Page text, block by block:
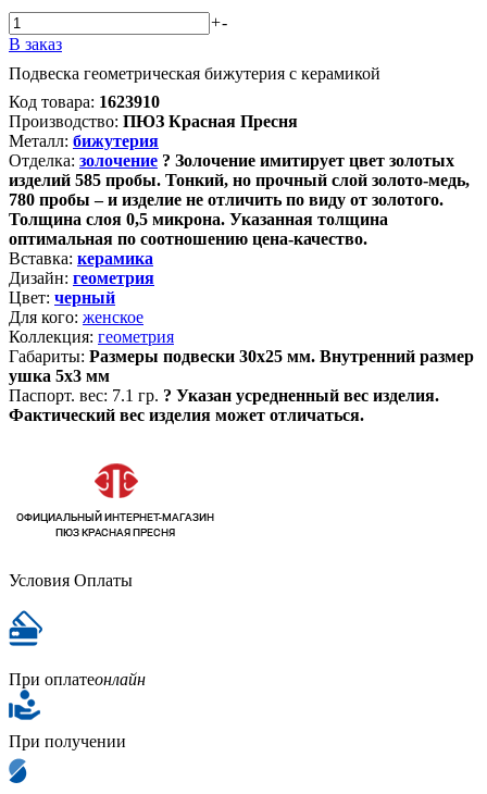
+-
В заказ
Подвеска геометрическая бижутерия с керамикой
Код товара: 1623910
Производство: ПЮЗ Красная Пресня
Металл: бижутерия
Отделка: золочение ? Золочение имитирует цвет золотых
изделий 585 пробы. Тонкий, но прочный слой золото-медь,
780 пробы – и изделие не отличить по виду от золотого.
Толщина слоя 0,5 микрона. Указанная толщина
оптимальная по соотношению цена-качество.
Вставка: керамика
Дизайн: геометрия
Цвет: черный
Для кого: женское
Коллекция: геометрия
Габариты: Размеры подвески 30х25 мм. Внутренний размер
ушка 5х3 мм
Паспорт. вес: 7.1 гр. ? Указан усредненный вес изделия.
Фактический вес изделия может отличаться.
Условия Оплаты
При оплатеонлайн
При получении